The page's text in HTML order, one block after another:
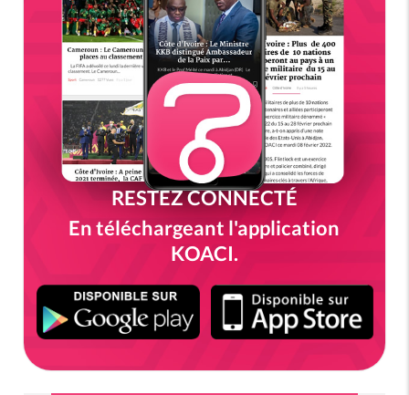
RESTEZ CONNECTÉ
En téléchargeant l'application
KOACI.